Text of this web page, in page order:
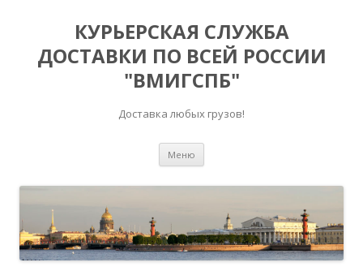
КУРЬЕРСКАЯ СЛУЖБА
ДОСТАВКИ ПО ВСЕЙ РОССИИ
"ВМИГСПБ"
Доставка любых грузов!
Меню